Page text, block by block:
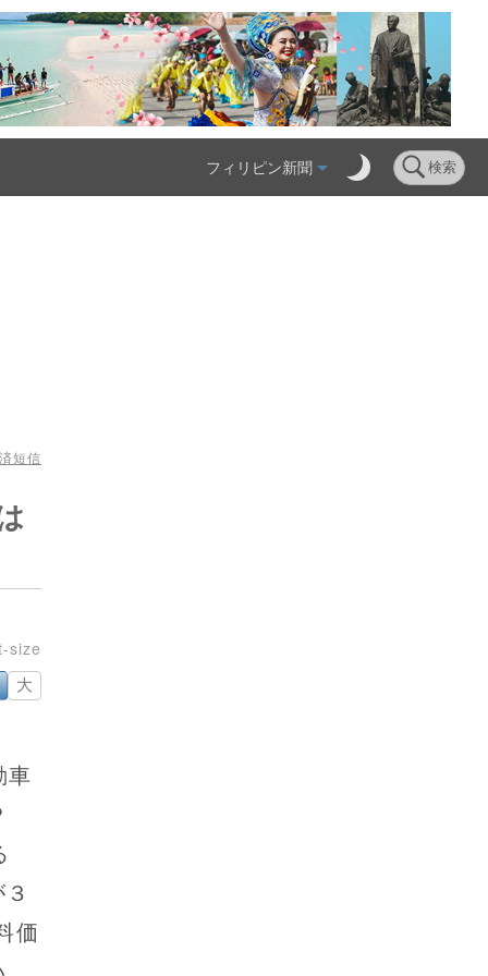
フィリピン新聞 検索
短信
大
価